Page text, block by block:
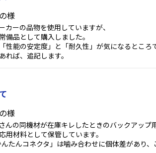
様
カーの品物を使用していますが、
備品として購入しました。
性能の安定度」と「耐久性」が気になるところ
れば、追記します。
様
んの同機材が在庫キレしたときのバックアップ
用材料として保管しています。
たんコネクタ」は噛み合わせに個体差があり